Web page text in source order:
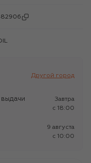
Другой город
Завтра
c 18:00
9 августа
c 10:00